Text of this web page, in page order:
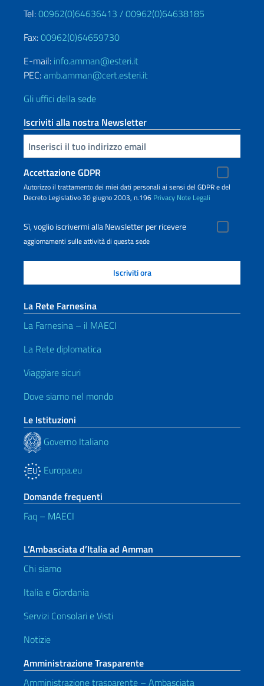
Tel:00962(0)64636413 /00962(0)64638185
Fax:00962(0)64659730
E-mail: info.amman@esteri.it
PEC:amb.amman@cert.esteri.it
Gli uffici della sede
Iscriviti alla nostra Newsletter
Inserisci la tua email
Accettazione GDPR
Autorizzo il trattamento dei miei dati personali ai sensi del GDPR e del
Decreto Legislativo 30 giugno 2003, n.196 Privacy Note Legali
Sì, voglio iscrivermi alla Newsletter per ricevere
aggiornamenti sulle attività di questa sede
La Rete Farnesina
La Farnesina – il MAECI
La Rete diplomatica
Viaggiare sicuri
Dove siamo nel mondo
Le Istituzioni
Governo Italiano
Europa.eu
Domande frequenti
Faq – MAECI
L’Ambasciata d’Italia ad Amman
Chi siamo
Italia e Giordania
Servizi Consolari e Visti
Notizie
Amministrazione Trasparente
Amministrazione trasparente – Ambasciata